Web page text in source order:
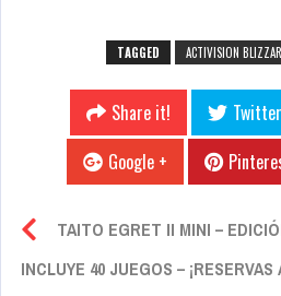
TAGGED ACTIVISION
Share it! Twitter
Google +
TAITO EGRET II MINI –
INCLUYE 40 JUEGOS –